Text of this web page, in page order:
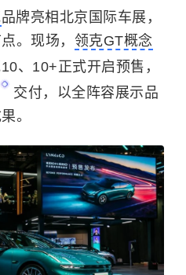
品牌亮相北京国际车展，
。现场， 领克GT概念
、10+正式开启预售，
交付，以全阵容展示品
。